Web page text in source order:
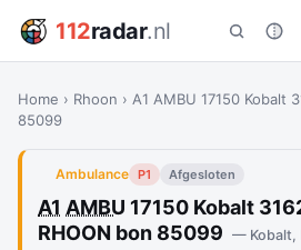
112radar.nl
Home › Rhoon › A1 AMBU 17150 Kobalt
85099
Ambulance P1 Afgesloten
A1 AMBU 17150 Kobalt
RHOON bon 85099 — Kobalt,